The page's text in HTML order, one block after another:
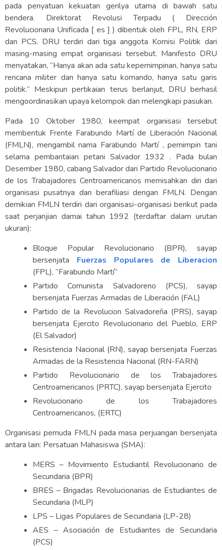
pada penyatuan kekuatan gerilya utama di bawah satu
bendera. Direktorat Revolusi Terpadu ( Dirección
Revolucionaria Unificada [ es ] ) dibentuk oleh FPL, RN, ERP
dan PCS. DRU terdiri dari tiga anggota Komisi Politik dari
masing-masing empat organisasi tersebut. Manifesto DRU
menyatakan, “Hanya akan ada satu kepemimpinan, hanya satu
rencana militer dan hanya satu komando, hanya satu garis
politik.” Meskipun pertikaian terus berlanjut, DRU berhasil
mengoordinasikan upaya kelompok dan melengkapi pasukan.
Pada 10 Oktober 1980, keempat organisasi tersebut
membentuk Frente Farabundo Martí de Liberación Nacional
(FMLN), mengambil nama Farabundo Martí , pemimpin tani
selama pembantaian petani Salvador 1932 . Pada bulan
Desember 1980, cabang Salvador dari Partido Revolucionario
de los Trabajadores Centroamericanos memisahkan diri dari
organisasi pusatnya dan berafiliasi dengan FMLN. Dengan
demikian FMLN terdiri dari organisasi-organisasi berikut pada
saat perjanjian damai tahun 1992 (terdaftar dalam urutan
ukuran):
Bloque Popular Revolucionario (BPR), sayap
bersenjata Fuerzas Populares de Liberacion
(FPL), “Farabundo Martí”
Partido Comunista Salvadoreno (PCS), sayap
bersenjata Fuerzas Armadas de Liberación (FAL)
Partido de la Revolucion Salvadoreña (PRS), sayap
bersenjata Ejercito Revolucionario del Pueblo, ERP
(El Salvador)
Resistencia Nacional (RN), sayap bersenjata Fuerzas
Armadas de la Resistencia Nacional (RN-FARN)
Partido Revolucionario de los Trabajadores
Centroamericanos (PRTC), sayap bersenjata Ejercito
Revolucionario de los Trabajadores
Centroamericanos, (ERTC)
Organisasi pemuda FMLN pada masa perjuangan bersenjata
antara lain: Persatuan Mahasiswa (SMA):
MERS – Movimiento Estudiantil Revolucionario de
Secundaria (BPR)
BRES – Brigadas Revolucionarias de Estudiantes de
Secundaria (MLP)
LPS – Ligas Populares de Secundaria (LP-28)
AES – Asociación de Estudiantes de Secundaria
(PCS)